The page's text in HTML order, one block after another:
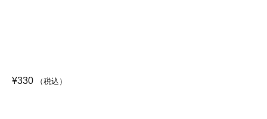
¥330 （税込）